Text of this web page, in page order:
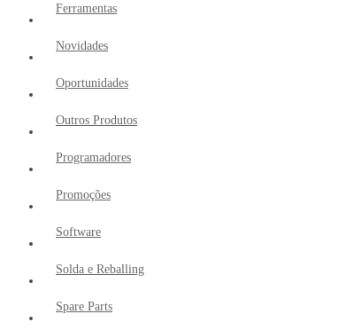
Ferramentas
Novidades
Oportunidades
Outros Produtos
Programadores
Promoções
Software
Solda e Reballing
Spare Parts